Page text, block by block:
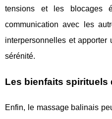
tensions et les blocages
communication avec les
interpersonnelles et
sérénité.
Les bienfaits spirituels
Enfin, le massage balinais